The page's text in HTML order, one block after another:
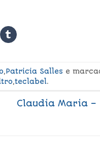
,Patricia Salles e
,teclabel.
Claudia Maria –